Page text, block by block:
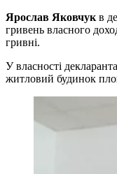
Ярослав Яковчук в
гривень власного
гривні.
У власності
житловий будинок